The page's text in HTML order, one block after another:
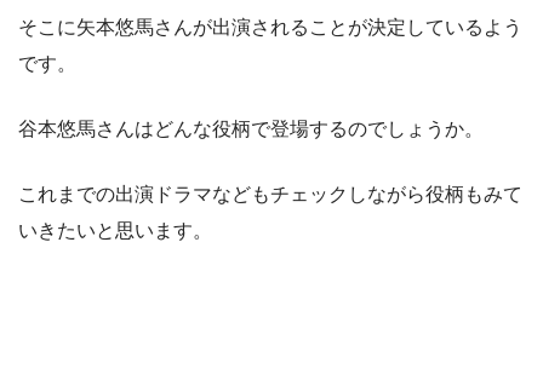
そこに矢本悠馬さんが出演されることが決定しているよう
です。
谷本悠馬さんはどんな役柄で登場するのでしょうか。
これまでの出演ドラマなどもチェックしながら役柄もみて
いきたいと思います。